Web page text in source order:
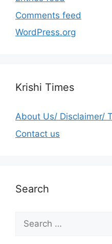
Comments feed
WordPress.org
Krishi Times
About Us/ Disclaimer/
Contact us
Search